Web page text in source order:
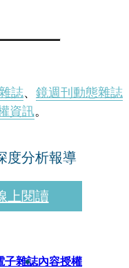
誌、 鏡週刊動態雜誌
資訊。
度分析報導
上閱讀
子雜誌內容授權